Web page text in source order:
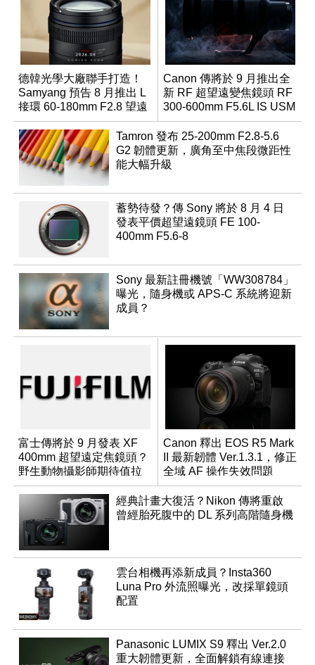
德韓光學大廠聯手打造！
Samyang 預告 8 月推出 L
接環 60-180mm F2.8 望遠
變焦鏡
Canon 傳將於 9 月推出全
新 RF 超望遠變焦鏡頭 RF
300-600mm F5.6L IS USM
Tamron 發布 25-200mm F2.8-5.6
G2 韌體更新，廣角至中焦段微距性
能大幅升級
蓄勢待發？傳 Sony 將於 8 月 4 日
發表平價超望遠鏡頭 FE 100-
400mm F5.6-8
Sony 最新註冊機號「WW308784」
曝光，隨身機或 APS-C 系統將迎新
成員？
富士傳將於 9 月發表 XF
400mm 超望遠定焦鏡頭？
野生動物攝影師期待值拉
滿
Canon 釋出 EOS R5 Mark
II 最新韌體 Ver.1.3.1，修正
全域 AF 操作失效問題
經典計畫大復活？Nikon 傳將重啟
曾經胎死腹中的 DL 系列高階隨身機
雲台相機再添新成員？Insta360
Luna Pro 外流照曝光，改採單鏡頭
配置
Panasonic LUMIX S9 釋出 Ver.2.0
重大韌體更新，全面解鎖有線連接